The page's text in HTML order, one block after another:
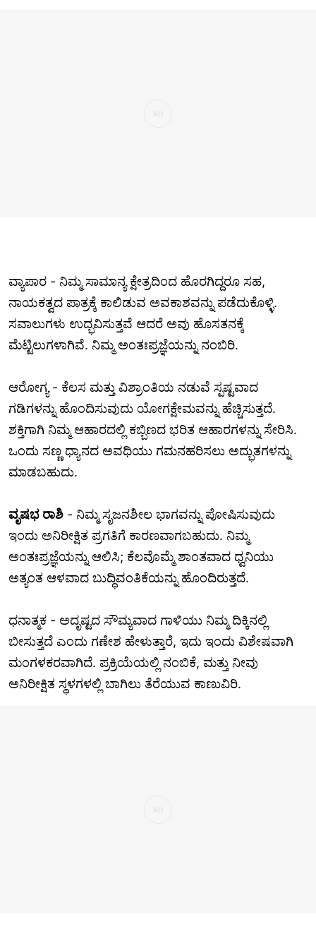
ವ್ಯಾಪಾರ - ನಿಮ್ಮ ಸಾಮಾನ್ಯ ಕ್ಷೇತ್ರದಿಂದ ಹೊರಗಿದ್ದರೂ ಸಹ,
ನಾಯಕತ್ವದ ಪಾತ್ರಕ್ಕೆ ಕಾಲಿಡುವ ಅವಕಾಶವನ್ನು ಪಡೆದುಕೊಳ್ಳಿ.
ಸವಾಲುಗಳು ಉದ್ಭವಿಸುತ್ತವೆ ಆದರೆ ಅವು ಹೊಸತನಕ್ಕೆ
ಮೆಟ್ಟಿಲುಗಳಾಗಿವೆ. ನಿಮ್ಮ ಅಂತಃಪ್ರಜ್ಞೆಯನ್ನು ನಂಬಿರಿ.
ಆರೋಗ್ಯ - ಕೆಲಸ ಮತ್ತು ವಿಶ್ರಾಂತಿಯ ನಡುವೆ ಸ್ಪಷ್ಟವಾದ
ಗಡಿಗಳನ್ನು ಹೊಂದಿಸುವುದು ಯೋಗಕ್ಷೇಮವನ್ನು ಹೆಚ್ಚಿಸುತ್ತದೆ.
ಶಕ್ತಿಗಾಗಿ ನಿಮ್ಮ ಆಹಾರದಲ್ಲಿ ಕಬ್ಬಿಣದ ಭರಿತ ಆಹಾರಗಳನ್ನು ಸೇರಿಸಿ.
ಒಂದು ಸಣ್ಣ ಧ್ಯಾನದ ಅವಧಿಯು ಗಮನಹರಿಸಲು ಅದ್ಭುತಗಳನ್ನು
ಮಾಡಬಹುದು.
ವೃಷಭ ರಾಶಿ - ನಿಮ್ಮ ಸೃಜನಶೀಲ ಭಾಗವನ್ನು ಪೋಷಿಸುವುದು
ಇಂದು ಅನಿರೀಕ್ಷಿತ ಪ್ರಗತಿಗೆ ಕಾರಣವಾಗಬಹುದು. ನಿಮ್ಮ
ಅಂತಃಪ್ರಜ್ಞೆಯನ್ನು ಆಲಿಸಿ; ಕೆಲವೊಮ್ಮೆ ಶಾಂತವಾದ ಧ್ವನಿಯು
ಅತ್ಯಂತ ಆಳವಾದ ಬುದ್ಧಿವಂತಿಕೆಯನ್ನು ಹೊಂದಿರುತ್ತದೆ.
ಧನಾತ್ಮಕ - ಅದೃಷ್ಟದ ಸೌಮ್ಯವಾದ ಗಾಳಿಯು ನಿಮ್ಮ ದಿಕ್ಕಿನಲ್ಲಿ
ಬೀಸುತ್ತದೆ ಎಂದು ಗಣೇಶ ಹೇಳುತ್ತಾರೆ, ಇದು ಇಂದು ವಿಶೇಷವಾಗಿ
ಮಂಗಳಕರವಾಗಿದೆ. ಪ್ರಕ್ರಿಯೆಯಲ್ಲಿ ನಂಬಿಕೆ, ಮತ್ತು ನೀವು
ಅನಿರೀಕ್ಷಿತ ಸ್ಥಳಗಳಲ್ಲಿ ಬಾಗಿಲು ತೆರೆಯುವ ಕಾಣುವಿರಿ.